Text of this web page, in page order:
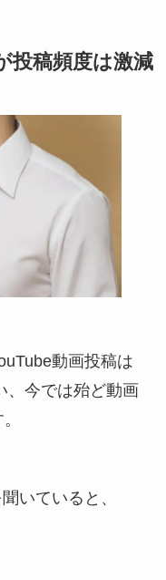
投稿頻度は激減
動画投稿は
、今では殆ど動画
いていると、